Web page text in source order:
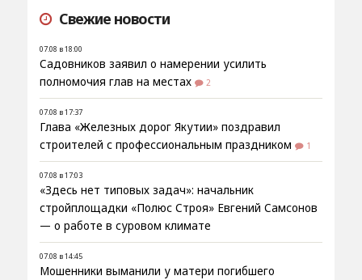
Свежие новости
07.08 в 18:00
Садовников заявил о намерении усилить
полномочия глав на местах
2
07.08 в 17:37
Глава «Железных дорог Якутии» поздравил
строителей с профессиональным праздником
1
07.08 в 17:03
«Здесь нет типовых задач»: начальник
стройплощадки «Полюс Строя» Евгений Самсонов
— о работе в суровом климате
07.08 в 14:45
Мошенники выманили у матери погибшего